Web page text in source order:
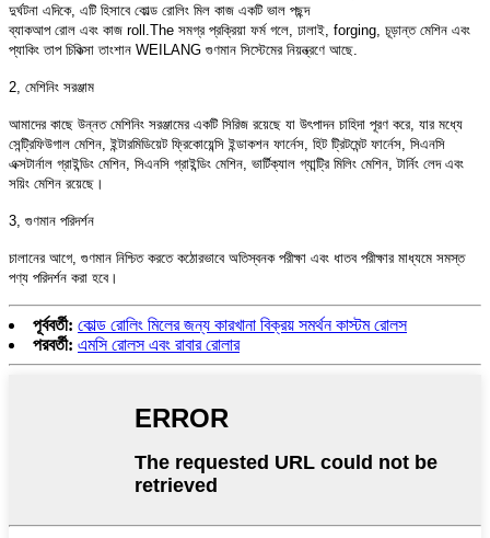
দুর্ঘটনা এদিকে, এটি হিসাবে কোল্ড রোলিং মিল কাজ একটি ভাল পছন্দ
ব্যাকআপ রোল এবং কাজ roll.The সমগ্র প্রক্রিয়া ফর্ম গলে, ঢালাই, forging, চূড়ান্ত মেশিন এবং
প্যাকিং তাপ চিকিত্সা তাংশান WEILANG গুণমান সিস্টেমের নিয়ন্ত্রণে আছে.
2, মেশিনিং সরঞ্জাম
আমাদের কাছে উন্নত মেশিনিং সরঞ্জামের একটি সিরিজ রয়েছে যা উৎপাদন চাহিদা পূরণ করে, যার মধ্যে
সেন্ট্রিফিউগাল মেশিন, ইন্টারমিডিয়েট ফ্রিকোয়েন্সি ইন্ডাকশন ফার্নেস, হিট ট্রিটমেন্ট ফার্নেস, সিএনসি
এক্সটার্নাল গ্রাইন্ডিং মেশিন, সিএনসি গ্রাইন্ডিং মেশিন, ভার্টিক্যাল গ্যান্ট্রি মিলিং মেশিন, টার্নিং লেদ এবং
সয়িং মেশিন রয়েছে।
3, গুণমান পরিদর্শন
চালানের আগে, গুণমান নিশ্চিত করতে কঠোরভাবে অতিস্বনক পরীক্ষা এবং ধাতব পরীক্ষার মাধ্যমে সমস্ত
পণ্য পরিদর্শন করা হবে।
পূর্ববর্তী: কোল্ড রোলিং মিলের জন্য কারখানা বিক্রয় সমর্থন কাস্টম রোলস
পরবর্তী: এমসি রোলস এবং রাবার রোলার